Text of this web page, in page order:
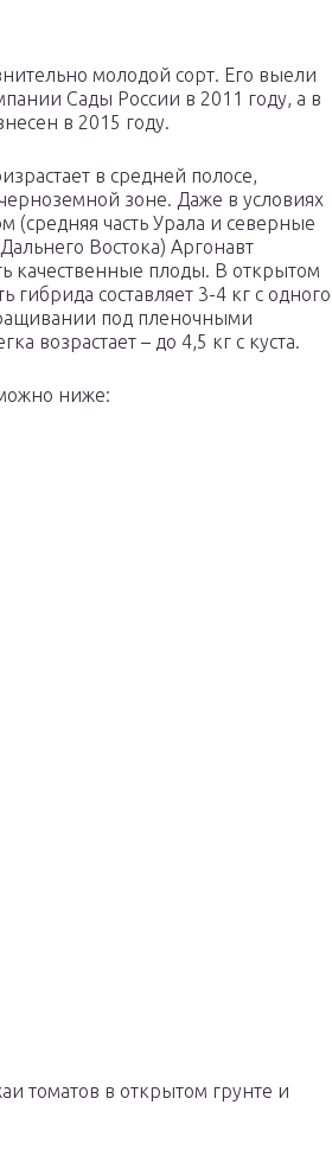
молодой сорт. Его выели
Сады России в 2011 году, а в
в 2015 году.
в средней полосе,
зоне. Даже в условиях
(средняя часть Урала и северные
Востока) Аргонавт
качественные плоды. В открытом
гибрида составляет 3-4 кг с одного
под пленочными
возрастает – до 4,5 кг с куста.
ниже:
томатов в открытом грунте и